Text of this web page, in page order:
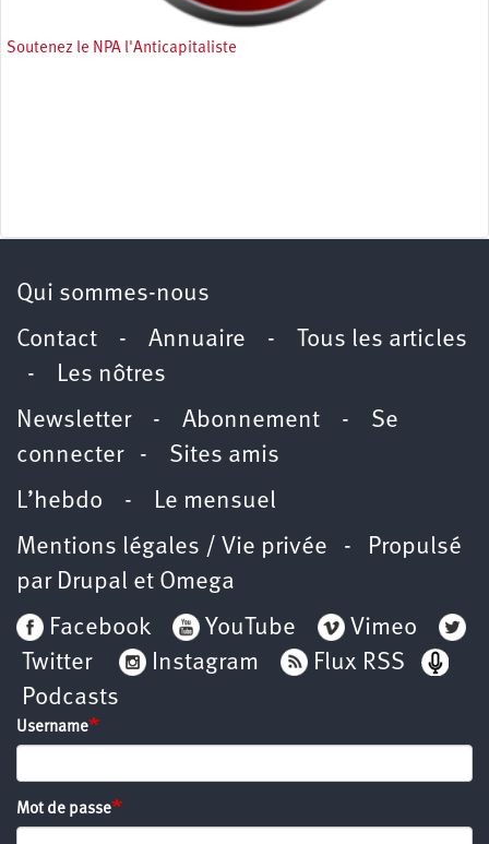
Soutenez le NPA l'Anticapitaliste
Qui sommes-nous
Contact - Annuaire - Tous les articles
-
Les nôtres
Newsletter- Abonnement - Se
connecter- Sites amis
L’hebdo -
Le mensuel
Mentions légales / Vie privée - Propulsé
par Drupal et Omega
Facebook
YouTube
Vimeo
Twitter
Instagram
Flux RSS
Podcasts
Username
Mot de passe